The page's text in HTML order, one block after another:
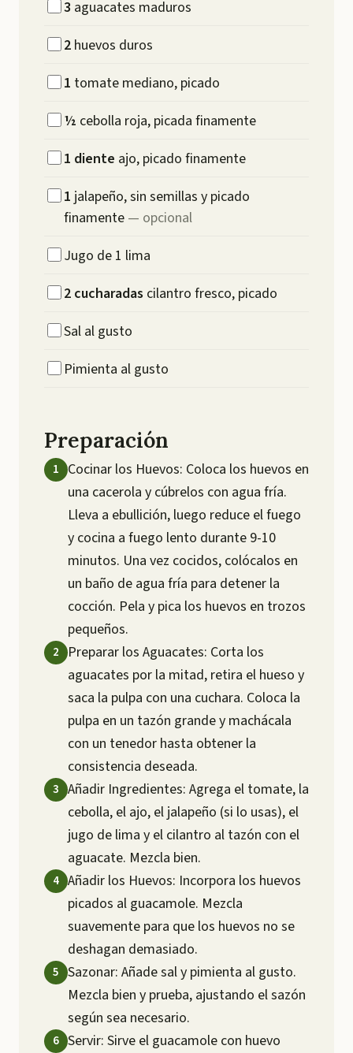
3 aguacates maduros
2 huevos duros
1 tomate mediano, picado
½ cebolla roja, picada finamente
1 diente ajo, picado finamente
1 jalapeño, sin semillas y picado
finamente — opcional
Jugo de 1 lima
2 cucharadas cilantro fresco, picado
Sal al gusto
Pimienta al gusto
Preparación
Cocinar los Huevos: Coloca los huevos en
una cacerola y cúbrelos con agua fría.
Lleva a ebullición, luego reduce el fuego
y cocina a fuego lento durante 9-10
minutos. Una vez cocidos, colócalos en
un baño de agua fría para detener la
cocción. Pela y pica los huevos en trozos
pequeños.
Preparar los Aguacates: Corta los
aguacates por la mitad, retira el hueso y
saca la pulpa con una cuchara. Coloca la
pulpa en un tazón grande y machácala
con un tenedor hasta obtener la
consistencia deseada.
Añadir Ingredientes: Agrega el tomate, la
cebolla, el ajo, el jalapeño (si lo usas), el
jugo de lima y el cilantro al tazón con el
aguacate. Mezcla bien.
Añadir los Huevos: Incorpora los huevos
picados al guacamole. Mezcla
suavemente para que los huevos no se
deshagan demasiado.
Sazonar: Añade sal y pimienta al gusto.
Mezcla bien y prueba, ajustando el sazón
según sea necesario.
Servir: Sirve el guacamole con huevo